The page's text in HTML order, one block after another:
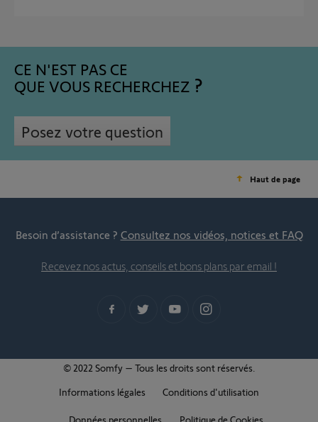
CE N'EST PAS CE
QUE VOUS RECHERCHEZ
Posez votre question
Haut de page
Besoin d’assistance ? Consultez nos vidéos, notices et FAQ
Recevez nos actus, conseils et bons plans par email !
© 2022 Somfy – Tous les droits sont réservés.
Informations légales
Conditions d'utilisation
Données personnelles Politique de Cookies